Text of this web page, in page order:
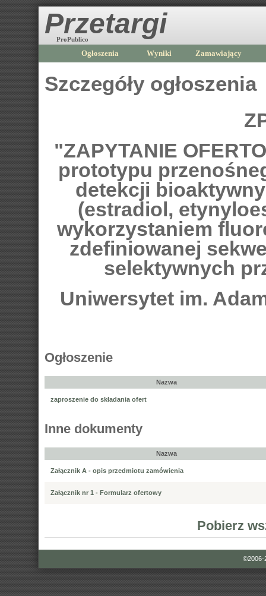
Przetargi
ProPublico
Ogłoszenia Wyniki Zamawiający
Szczegóły ogłoszenia
"ZAPYTANIE
prototypu
detekcji
(estradiol,
wykorzystaniem
zdefiniowanej
selektywnych
Uniwersytet im.
Ogłoszenie
Nazwa
zaproszenie do składania ofert
Inne dokumenty
Nazwa
Załącznik A - opis przedmiotu zamówienia
Załącznik nr 1 - Formularz ofertowy
Pobierz
©2006-